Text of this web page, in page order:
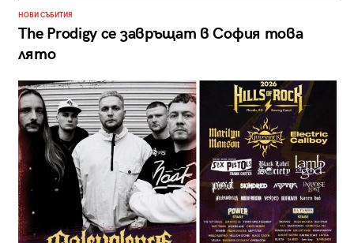
НОВИ СЪБИТИЯ
The Prodigy се завръщат в София това
лято